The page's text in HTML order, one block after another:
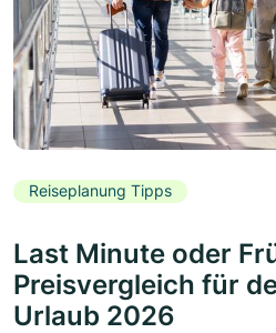
Reiseplanung Tipps
Last Minute oder
Preisvergleich für
Urlaub 2026